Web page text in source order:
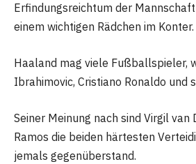
Erfindungsreichtum der
einem wichtigen Rädchen im Konter.
Haaland mag viele Fußballspieler,
Ibrahimovic, Cristiano Ronaldo und
Seiner Meinung nach sind Virgil van
Ramos die beiden härtesten
jemals gegenüberstand.